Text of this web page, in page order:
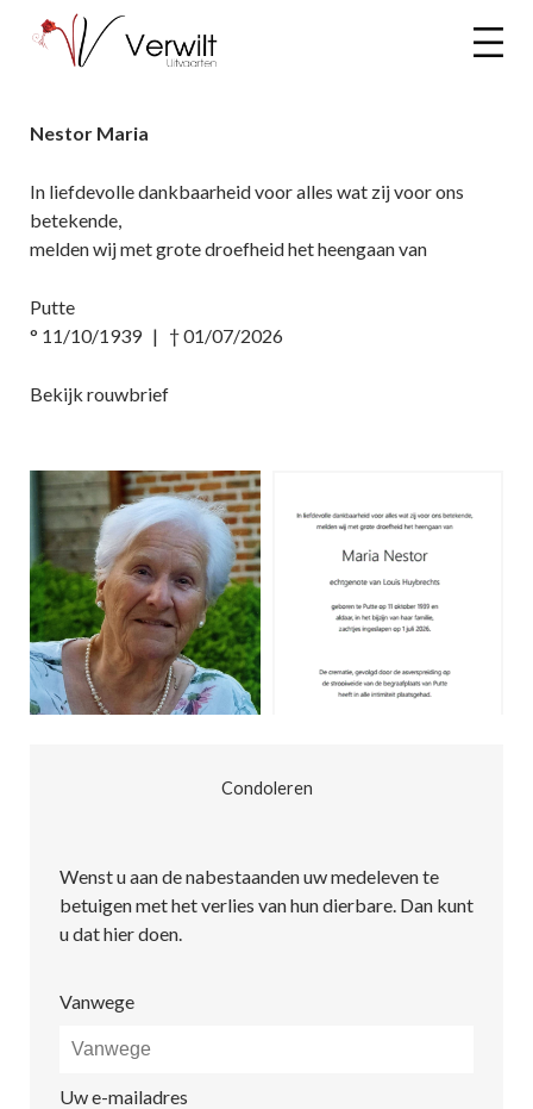
Nestor Maria
In liefdevolle dankbaarheid voor alles wat zij voor ons
betekende,
melden wij met grote droefheid het heengaan van
Putte
° 11/10/1939 | † 01/07/2026
Bekijk rouwbrief
Condoleren
Wenst u aan de nabestaanden uw medeleven te
betuigen met het verlies van hun dierbare. Dan kunt
u dat hier doen.
Vanwege
Uw e-mailadres